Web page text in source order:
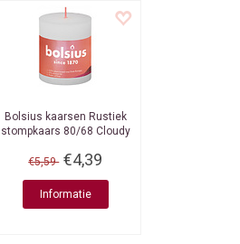
Bolsius kaarsen Rustiek
stompkaars 80/68 Cloudy
€5,59 €4,39
Informatie